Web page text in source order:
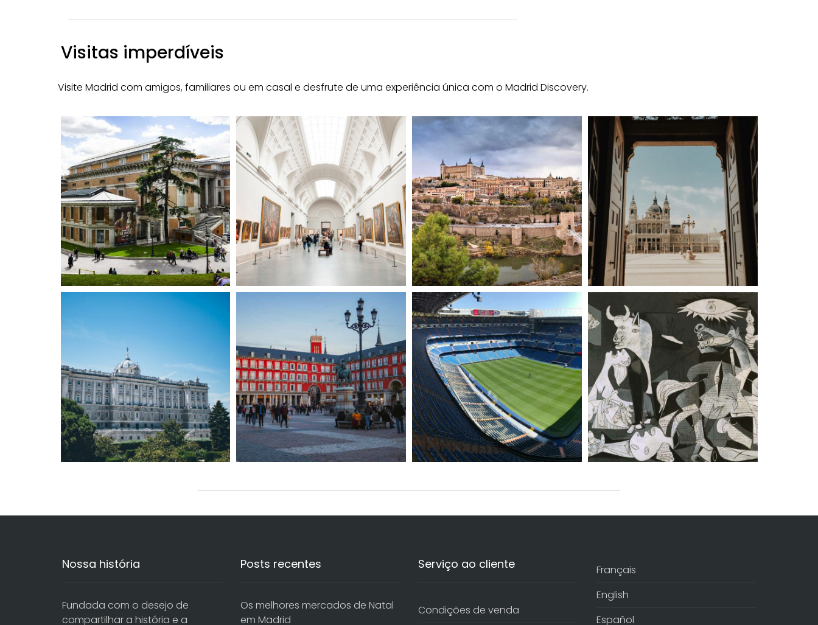
Visitas imperdíveis
Visite Madrid com amigos, familiares ou em casal e desfrute de uma experiência única com o Madrid Discovery.
Nossa história
Fundada com o desejo de
compartilhar a história e a
Posts recentes
Os melhores mercados de Natal
em Madrid
Serviço ao cliente
Condições de venda
Français
English
Español